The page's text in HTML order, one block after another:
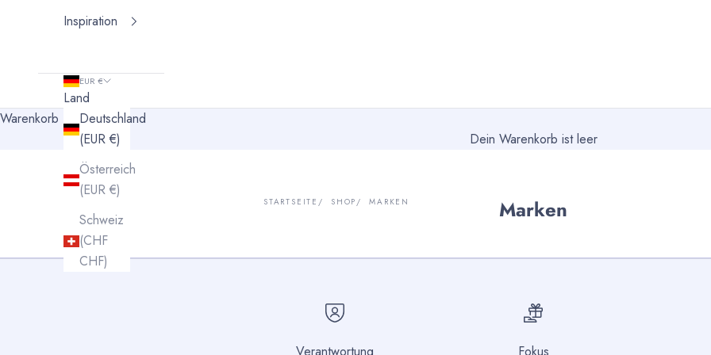
Inspiration
EUR €
Land
Deutschland
(EUR €)
Österreich
(EUR €)
Schweiz
(CHF
CHF)
Warenkorb
Dein Warenkorb ist leer
STARTSEITE SHOP MARKEN Marken
Verantwortung Fokus